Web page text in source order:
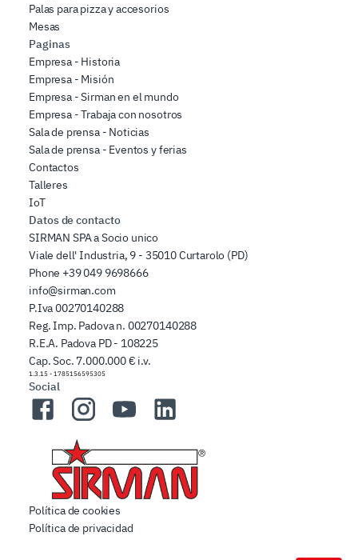
Palas para pizza y accesorios
Mesas
Paginas
Empresa - Historia
Empresa - Misión
Empresa - Sirman en el mundo
Empresa - Trabaja con nosotros
Sala de prensa - Noticias
Sala de prensa - Eventos y ferias
Contactos
Talleres
IoT
Datos de contacto
SIRMAN SPA a Socio unico
Viale dell' Industria, 9 - 35010 Curtarolo (PD)
Phone +39 049 9698666
info@sirman.com
P.Iva 00270140288
Reg. Imp. Padova n. 00270140288
R.E.A. Padova PD - 108225
Cap. Soc. 7.000.000 € i.v.
1.3.15 - 1785156595305
Social
FacebookInstagramYouTubeLinkedIn
Política de cookies
Política de privacidad